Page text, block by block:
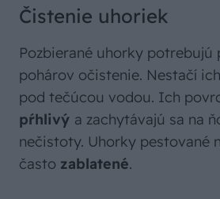
Čistenie uhoriek
Pozbierané uhorky potrebujú
pohárov očistenie. Nestačí
pod tečúcou vodou. Ich
pŕhlivý a zachytávajú sa na
nečistoty. Uhorky pestované
často zablatené.